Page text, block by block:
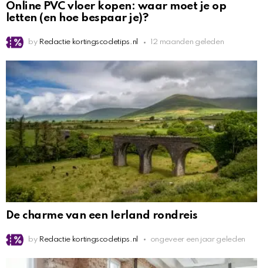
Online PVC vloer kopen: waar moet je op
letten (en hoe bespaar je)?
by Redactie kortingscodetips.nl 12 maanden geleden
De charme van een Ierland rondreis
by Redactie kortingscodetips.nl ongeveer een jaar geleden